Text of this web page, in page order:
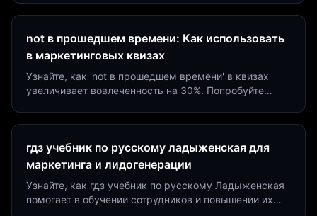
not в прошедшем времени: Как использовать
в маркетинговых квизах
Узнайте, как 'not в прошедшем времени' в квизах
увеличивает вовлеченность на 30%. Попробуйте
гдз учебник по русскому ладыженская для
маркетинга и лидогенерации
Узнайте, как гдз учебник по русскому Ладыженская
помогает в обучении сотрудников и повышении их